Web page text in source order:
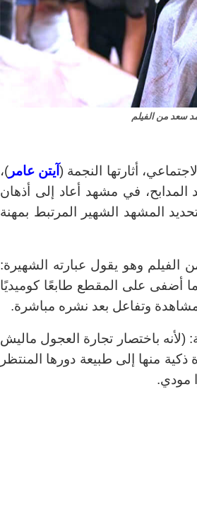
سعد من الفيلم
أثارتها النجمة (آيتن عامر )،
في مشهد أعاد إلى أذهان
المشهد الشهير المرتبط بمهنة
وهو يقول عبارته الشهيرة:
أضفى على المقطع طابعًا كوميديًا
وتفاعل بعد نشره مباشرة.
(لأنه باختصار تجارة العجول ماليش
منها إلى طبيعة دورها المنتظر
مودي.